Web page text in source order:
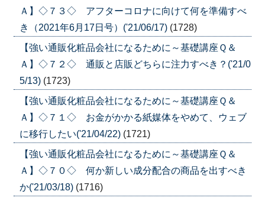
Ａ】◇７３◇ アフターコロナに向けて何を準備すべ
き（2021年6月17日号）('21/06/17) (1728)
【強い通販化粧品会社になるために～基礎講座Ｑ＆
Ａ】◇７２◇ 通販と店販どちらに注力すべき？('21/0
5/13) (1723)
【強い通販化粧品会社になるために～基礎講座Ｑ＆
Ａ】◇７１◇ お金がかかる紙媒体をやめて、ウェブ
に移行したい('21/04/22) (1721)
【強い通販化粧品会社になるために～基礎講座Ｑ＆
Ａ】◇７０◇ 何か新しい成分配合の商品を出すべき
か('21/03/18) (1716)